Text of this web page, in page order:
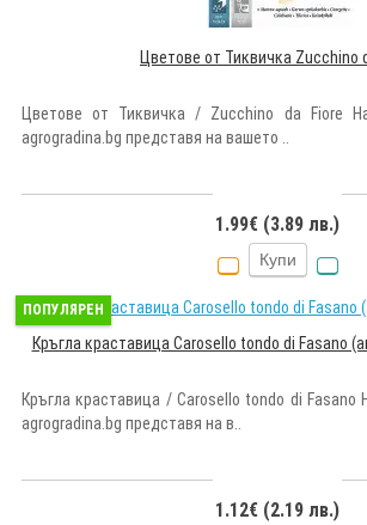
Цветове от Тиквичка Zucchino
Цветове от Тиквичка / Zucchino da Fiore
agrogradina.bg представя на вашето ..
1.99€ (3.89 лв.)
Купи
ПОПУЛЯРЕН
Кръгла краставица Carosello tondo di Fasano
Кръгла краставица / Carosello tondo di Fasano
agrogradina.bg представя на в..
1.12€ (2.19 лв.)